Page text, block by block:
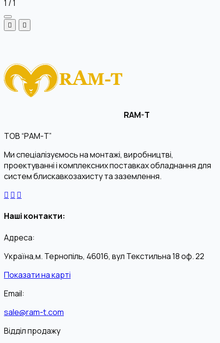
1 /1
RAM-T
ТОВ “РАМ-Т”
Ми спеціалізуємось на монтажі, виробництві,
проектуванні і комплексних поставках обладнання для
систем блискавкозахисту та заземлення.
Наші контакти:
Адреса:
Україна,м. Тернопіль, 46016, вул Текстильна 18 оф. 22
Показати на карті
Email:
sale@ram-t.com
Відділ продажу